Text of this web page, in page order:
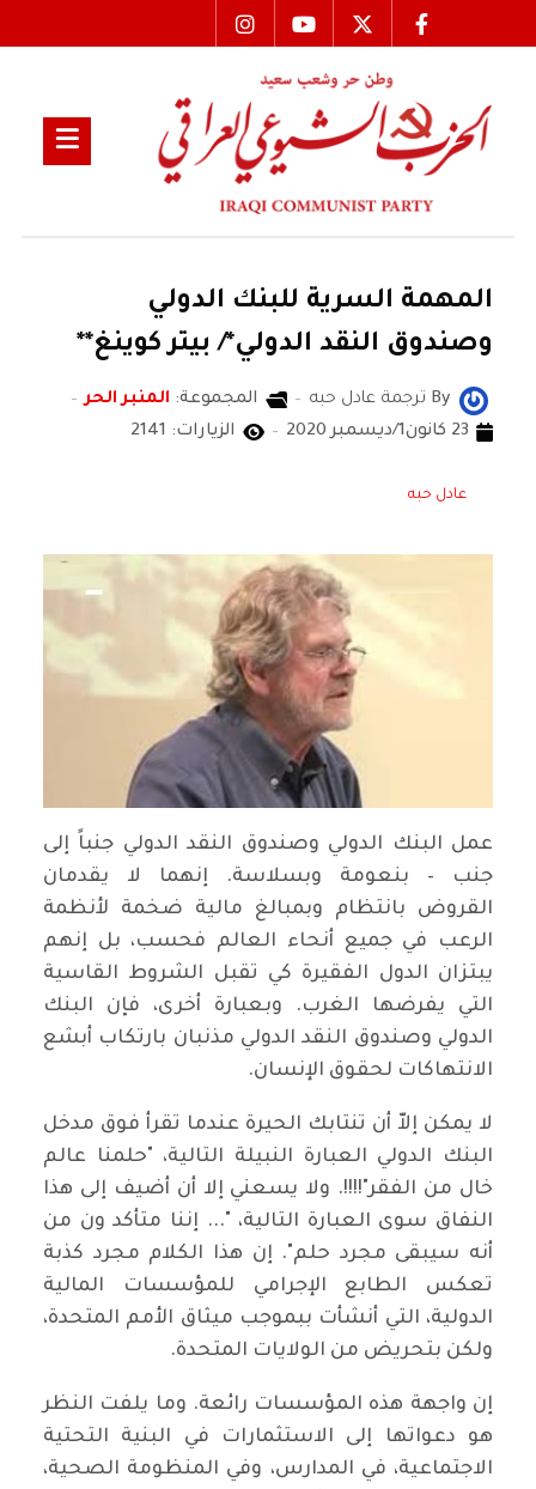
المهمة السرية للبنك الدولي
وصندوق النقد الدولي*/ بيتر كوينغ**
By ترجمة عادل حبه المجموعة: المنبر الحر
23 كانون1/ديسمبر 2020
الزيارات: 2141
عادل حبه
عمل البنك الدولي وصندوق النقد الدولي جنباً إلى
جنب – بنعومة وبسلاسة. إنهما لا يقدمان
القروض بانتظام وبمبالغ مالية ضخمة لأنظمة
الرعب في جميع أنحاء العالم فحسب، بل إنهم
يبتزان الدول الفقيرة كي تقبل الشروط القاسية
التي يفرضها الغرب. وبعبارة أخرى، فإن البنك
الدولي وصندوق النقد الدولي مذنبان بارتكاب أبشع
الانتهاكات لحقوق الإنسان.
لا يمكن إلاّ أن تنتابك الحيرة عندما تقرأ فوق مدخل
البنك الدولي العبارة النبيلة التالية، "حلمنا عالم
خال من الفقر"!!!!. ولا يسعني إلا أن أضيف إلى هذا
النفاق سوى العبارة التالية، "... إننا متأكد ون من
أنه سيبقى مجرد حلم". إن هذا الكلام مجرد كذبة
تعكس الطابع الإجرامي للمؤسسات المالية
الدولية، التي أنشأت ببموجب ميثاق الأمم المتحدة،
ولكن بتحريض من الولايات المتحدة.
إن واجهة هذه المؤسسات رائعة. وما يلفت النظر
هو دعواتها إلى الاستثمارات في البنية التحتية
الاجتماعية، في المدارس، وفي المنظومة الصحية،